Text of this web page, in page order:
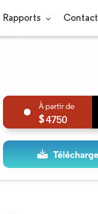
Rapports Contact
4750